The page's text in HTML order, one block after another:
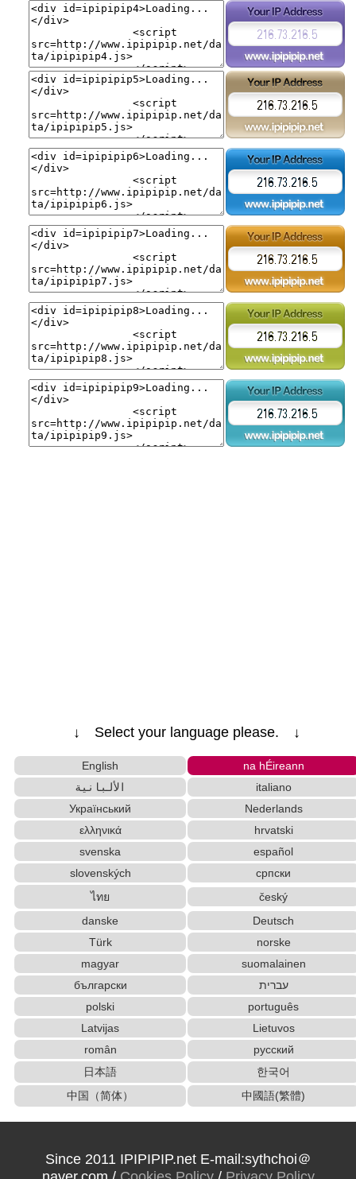
↓ Select your language please. ↓
English
na hÉireann
الألبانية
italiano
Український
Nederlands
ελληνικά
hrvatski
svenska
español
slovenských
српски
ไทย
český
danske
Deutsch
Türk
norske
magyar
suomalainen
български
עברית
polski
português
Latvijas
Lietuvos
român
русский
日本語
한국어
中国（简体）
中國語(繁體)
Since 2011 IPIPIPIP.net E-mail:sythchoi＠